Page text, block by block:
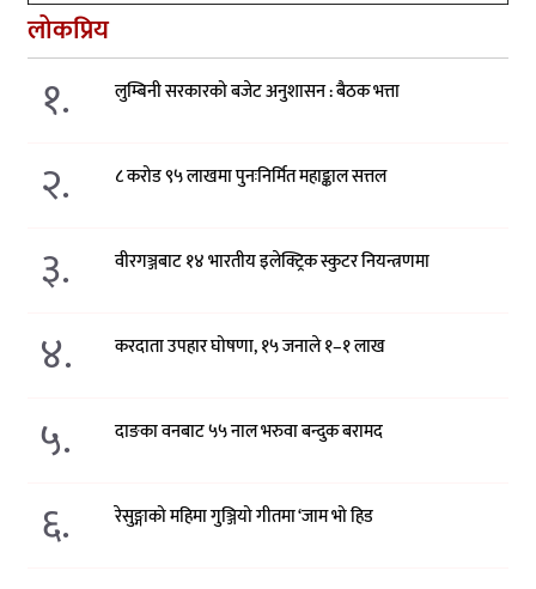
लोकप्रिय
१. लुम्बिनी सरकारको बजेट अनुशासन : बैठक भत्ता
२. ८ करोड ९५ लाखमा पुनःनिर्मित महाङ्काल सत्तल
३. वीरगञ्जबाट १४ भारतीय इलेक्ट्रिक स्कुटर नियन्त्रणमा
४. करदाता उपहार घोषणा, १५ जनाले १–१ लाख
५. दाङका वनबाट ५५ नाल भरुवा बन्दुक बरामद
६. रेसुङ्गाको महिमा गुञ्जियो गीतमा ‘जाम भो हिड